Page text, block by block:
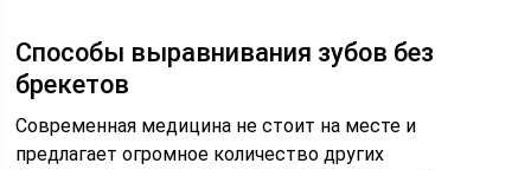
Способы выравнивания зубов без
брекетов
Современная медицина не стоит на месте и
предлагает огромное количество других